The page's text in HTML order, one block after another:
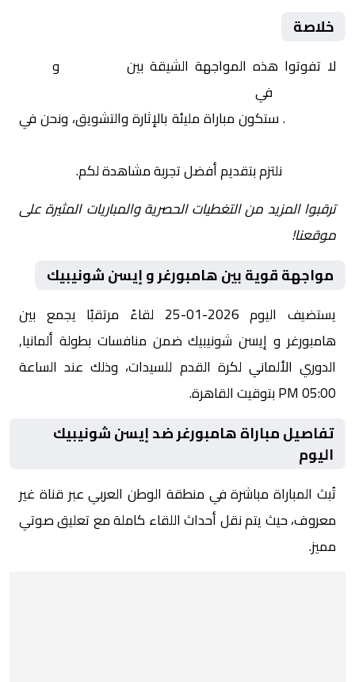
خلاصة
لا تفوتوا هذه المواجهة الشيقة بين و
في
. ستكون مباراة مليئة بالإثارة والتشويق، ونحن في
نلتزم بتقديم أفضل تجربة مشاهدة لكم.
ترقبوا المزيد من التغطيات الحصرية والمباريات المثيرة على
موقعنا!
مواجهة قوية بين هامبورغر و إيسن شونيبيك
يستضيف اليوم 2026-01-25 لقاءً مرتقبًا يجمع بين
هامبورغر و إيسن شونيبيك ضمن منافسات بطولة ألمانيا,
الدوري الألماني لكرة القدم للسيدات، وذلك عند الساعة
05:00 PM بتوقيت القاهرة.
تفاصيل مباراة هامبورغر ضد إيسن شونيبيك
اليوم
تُبث المباراة مباشرة في منطقة الوطن العربي عبر قناة غير
معروف، حيث يتم نقل أحداث اللقاء كاملة مع تعليق صوتي
مميز.